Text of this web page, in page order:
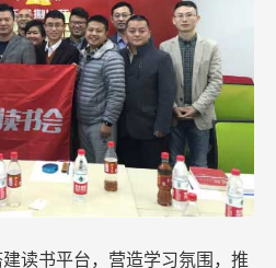
建读书平台，营造学习氛围，推